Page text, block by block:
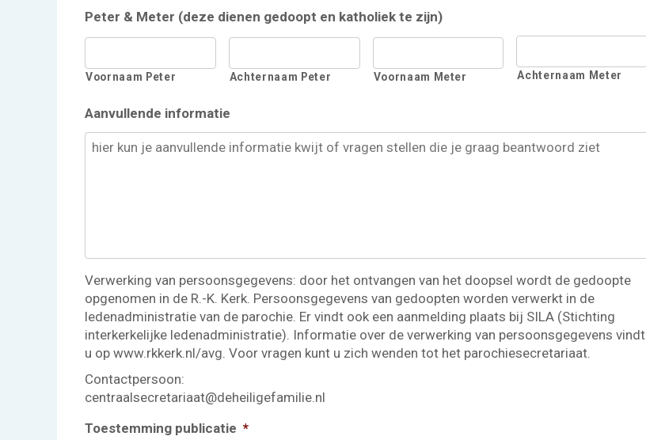
Peter & Meter (deze dienen gedoopt en katholiek te zijn)
Voornaam Peter Achternaam Peter Voornaam Meter Achternaam Meter
Aanvullende informatie
Verwerking van persoonsgegevens: door het ontvangen van het doopsel wordt de gedoopte
opgenomen in de R.-K. Kerk. Persoonsgegevens van gedoopten worden verwerkt in de
ledenadministratie van de parochie. Er vindt ook een aanmelding plaats bij SILA (Stichting
interkerkelijke ledenadministratie). Informatie over de verwerking van persoonsgegevens vindt
u op www.rkkerk.nl/avg. Voor vragen kunt u zich wenden tot het parochiesecretariaat.
Contactpersoon:
centraalsecretariaat@deheiligefamilie.nl
Toestemming publicatie *